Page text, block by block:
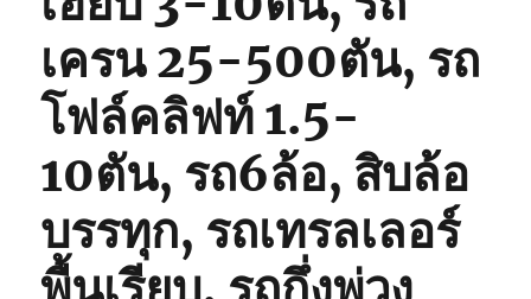
เครน 25-500ตัน, รถ
โฟล์คลิฟท์ 1.5-
10ตัน, รถ6ล้อ, สิบล้อ
บรรทุก, รถเทรลเลอร์